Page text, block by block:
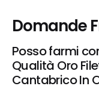
Domande
Posso farmi
Qualità Oro
Cantabrico In